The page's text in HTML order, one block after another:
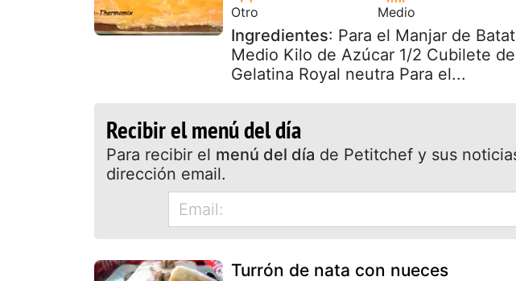
Otro Medio
Ingredientes: Para el Manjar de
Medio Kilo de Azúcar 1/2 Cubilete
Gelatina Royal neutra Para el...
Recibir el menú del día
Para recibir el menú del día de Petitchef y sus
dirección email.
Turrón de nata con nueces